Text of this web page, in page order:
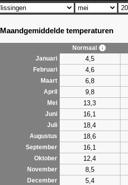
Maandgemiddelde temperaturen
Normaal
Januari
4,5
Februari 4,6
Maart 6,8
April 9,8
Mei 13,3
Juni
16,1
Juli
18,4
Augustus
18,6
September
16,1
Oktober
12,4
November
8,5
December
5,4